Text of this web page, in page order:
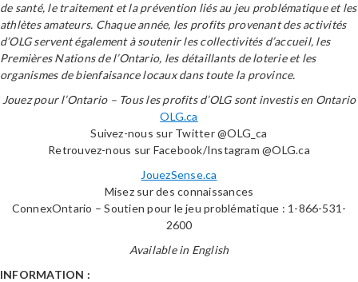
de santé, le traitement et la prévention liés au jeu problématique et les
athlètes amateurs. Chaque année, les profits provenant des activités
d’OLG servent également à soutenir les collectivités d’accueil, les
Premières Nations de l’Ontario, les détaillants de loterie et les
organismes de bienfaisance locaux dans toute la province.
Jouez pour l’Ontario – Tous les profits d’OLG sont investis en Ontario
OLG.ca
Suivez-nous sur Twitter @OLG_ca
Retrouvez-nous sur Facebook/Instagram @OLG.ca
JouezSense.ca
Misez sur des connaissances
ConnexOntario – Soutien pour le jeu problématique : 1-866-531-
2600
Available in English
INFORMATION :